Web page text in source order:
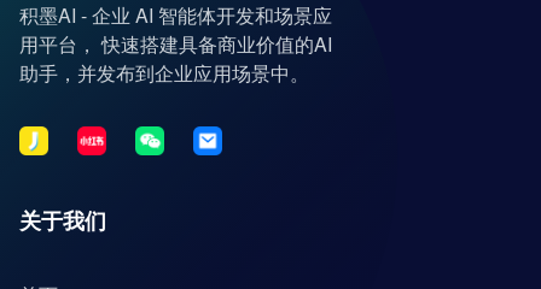
积墨AI - 企业 AI 智能体开发和场景应
用平台， 快速搭建具备商业价值的AI
助手，并发布到企业应用场景中。
关于我们